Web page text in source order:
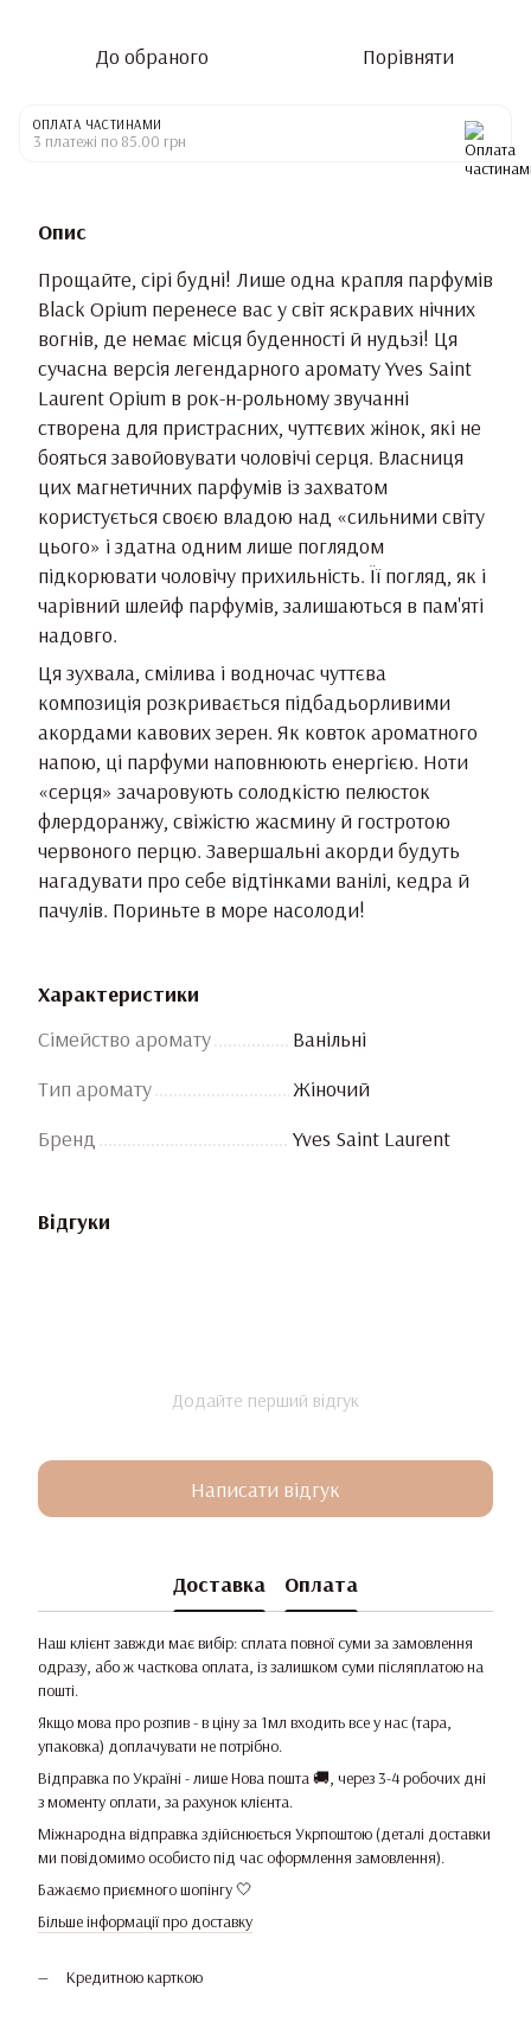
До обраного Порівняти
ОПЛАТА ЧАСТИНАМИ
3 платежі по 85.00 грн
Опис
Прощайте, сірі будні! Лише одна крапля парфумів
Black Opium перенесе вас у світ яскравих нічних
вогнів, де немає місця буденності й нудьзі! Ця
сучасна версія легендарного аромату Yves Saint
Laurent Opium в рок-н-рольному звучанні
створена для пристрасних, чуттєвих жінок, які не
бояться завойовувати чоловічі серця. Власниця
цих магнетичних парфумів із захватом
користується своєю владою над «сильними світу
цього» і здатна одним лише поглядом
підкорювати чоловічу прихильність. Її погляд, як і
чарівний шлейф парфумів, залишаються в пам'яті
надовго.
Ця зухвала, смілива і водночас чуттєва
композиція розкривається підбадьорливими
акордами кавових зерен. Як ковток ароматного
напою, ці парфуми наповнюють енергією. Ноти
«серця» зачаровують солодкістю пелюсток
флердоранжу, свіжістю жасмину й гостротою
червоного перцю. Завершальні акорди будуть
нагадувати про себе відтінками ванілі, кедра й
пачулів. Пориньте в море насолоди!
Характеристики
Сімейство аромату
Ванільні
Тип аромату
Жіночий
Бренд
Yves Saint Laurent
Відгуки
Додайте перший відгук
Написати відгук
Доставка Оплата
Наш клієнт завжди має вибір: сплата повної суми за замовлення
одразу, або ж часткова оплата, із залишком суми післяплатою на
пошті.
Якщо мова про розпив - в ціну за 1мл входить все у нас (тара,
упаковка) доплачувати не потрібно.
Відправка по Україні - лише Нова пошта 🚚, через 3-4 робочих дні
з моменту оплати, за рахунок клієнта.
Міжнародна відправка здійснюється Укрпоштою (деталі доставки
ми повідомимо особисто під час оформлення замовлення).
Бажаємо приємного шопінгу 🤍
Більше інформації про доставку
Кредитною карткою